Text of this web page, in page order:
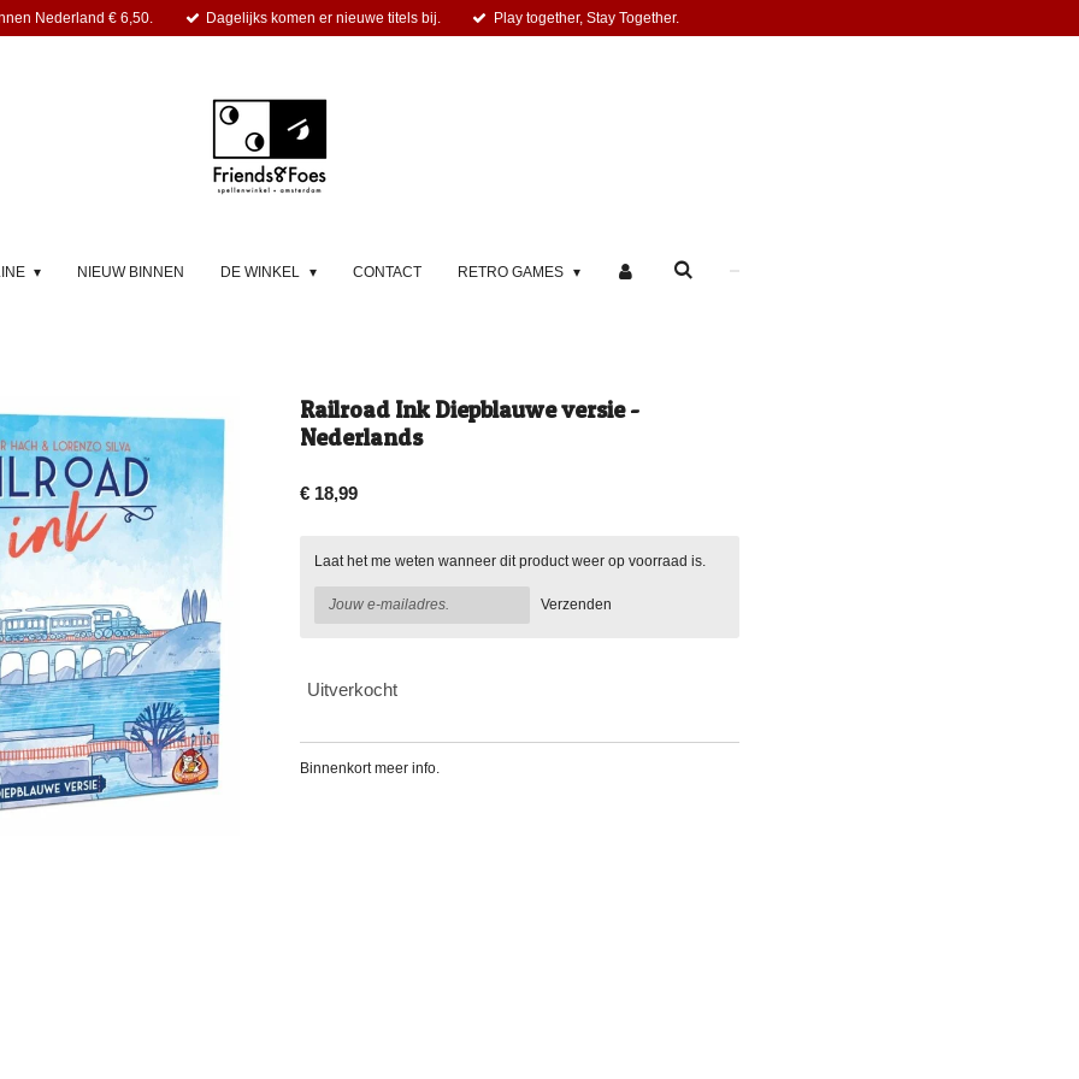
Nederland € 6,50. Dagelijks komen er nieuwe titels bij. Play together, Stay Together.
NIEUW BINNEN DE WINKEL CONTACT RETRO GAMES
Railroad Ink Diepblauwe versie -
Nederlands
€ 18,99
Laat het me weten wanneer dit product weer op voorraad is.
Verzenden
Uitverkocht
Binnenkort meer info.